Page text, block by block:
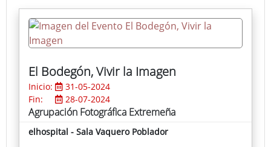
El Bodegón, Vivir la Imagen
Inicio:
31-05-2024
Fin:
28-07-2024
Agrupación Fotográfica Extremeña
elhospital - Sala Vaquero Poblador